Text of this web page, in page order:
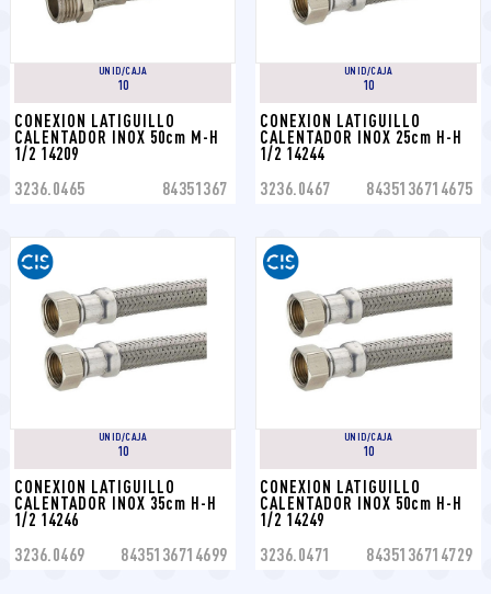
UNID/CAJA
10
CONEXION LATIGUILLO
CALENTADOR INOX 50cm M-H
1/2 14209
3236.0465 84351367
UNID/CAJA
10
CONEXION LATIGUILLO
CALENTADOR INOX 25cm H-H
1/2 14244
3236.0467 8435136714675
UNID/CAJA
10
CONEXION LATIGUILLO
CALENTADOR INOX 35cm H-H
1/2 14246
3236.0469 8435136714699
UNID/CAJA
10
CONEXION LATIGUILLO
CALENTADOR INOX 50cm H-H
1/2 14249
3236.0471 8435136714729